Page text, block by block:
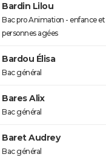
Bardin Lilou
Bac pro Animation - enfance et
personnes agées
Bardou Élisa
Bac général
Bares Alix
Bac général
Baret Audrey
Bac général